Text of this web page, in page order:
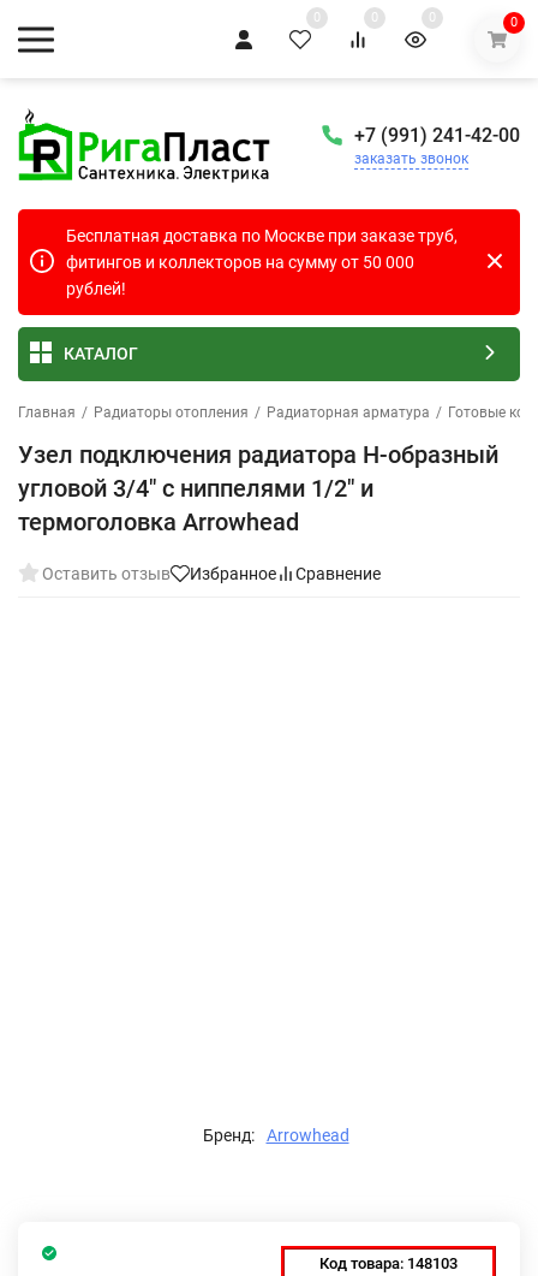
0 0 0 0
+7 (991) 241-42-00
заказать звонок
Бесплатная доставка по Москве при заказе труб,
фитингов и коллекторов на сумму от 50 000
рублей!
КАТАЛОГ
Главная / Радиаторы отопления / Радиаторная арматура / Готовые
Узел подключения радиатора H-образный
угловой 3/4" с ниппелями 1/2" и
термоголовка Arrowhead
Оставить отзыв Избранное Сравнение
Бренд: Arrowhead
Код товара: 148103